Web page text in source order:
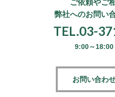
ご依頼やご
弊社へのお問い
TEL.03-
9:00～18:00
お問い合わ